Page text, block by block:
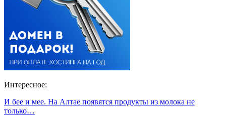
Интересное:
И бее и мее. На Алтае появятся продукты из молока не
только…